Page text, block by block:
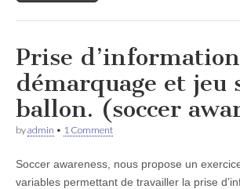
Prise
démarquage et jeu
ballon. (soccer
byadmin • 1 Comment
Soccer awareness, nous propose un
variables permettant de travailler la prise